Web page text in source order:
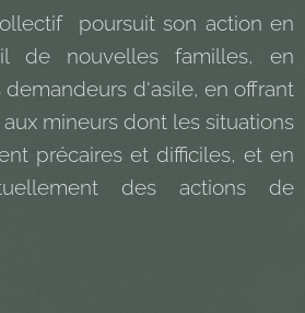
poursuit son action en
de nouvelles familles, en
d'asile, en offrant
mineurs dont les situations
précaires et difficiles, et en
des actions de